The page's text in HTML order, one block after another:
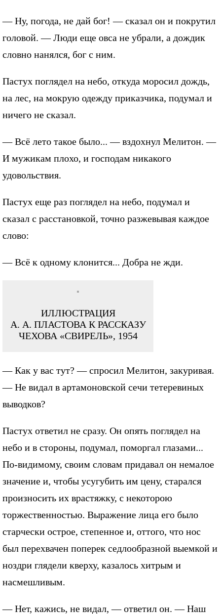
— Ну, погода, не дай бог! — сказал он и покрутил
головой. — Люди еще овса не убрали, а дождик
словно нанялся, бог с ним.
Пастух поглядел на небо, откуда моросил дождь,
на лес, на мокрую одежду приказчика, подумал и
ничего не сказал.
— Всё лето такое было... — вздохнул Мелитон. —
И мужикам плохо, и господам никакого
удовольствия.
Пастух еще раз поглядел на небо, подумал и
сказал с расстановкой, точно разжевывая каждое
слово:
— Всё к одному клонится... Добра не жди.
ИЛЛЮСТРАЦИЯ
А. А. ПЛАСТОВА К РАССКАЗУ
ЧЕХОВА «СВИРЕЛЬ», 1954
— Как у вас тут? — спросил Мелитон, закуривая.
— Не видал в артамоновской сечи тетеревиных
выводков?
Пастух ответил не сразу. Он опять поглядел на
небо и в стороны, подумал, поморгал глазами...
По-видимому, своим словам придавал он немалое
значение и, чтобы усугубить им цену, старался
произносить их врастяжку, с некоторою
торжественностью. Выражение лица его было
старчески острое, степенное и, оттого, что нос
был перехвачен поперек седлообразной выемкой и
ноздри глядели кверху, казалось хитрым и
насмешливым.
— Нет, кажись, не видал, — ответил он. — Наш